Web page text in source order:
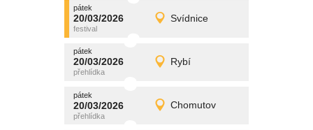
pátek
20/03/2026 Svídnice
pátek
20/03/2026 Detail
promítání
pátek
20/03/2026 Rybí
pátek
20/03/2026 Detail
promítání
pátek
20/03/2026 Chomutov
pátek
20/03/2026 Detail
promítání